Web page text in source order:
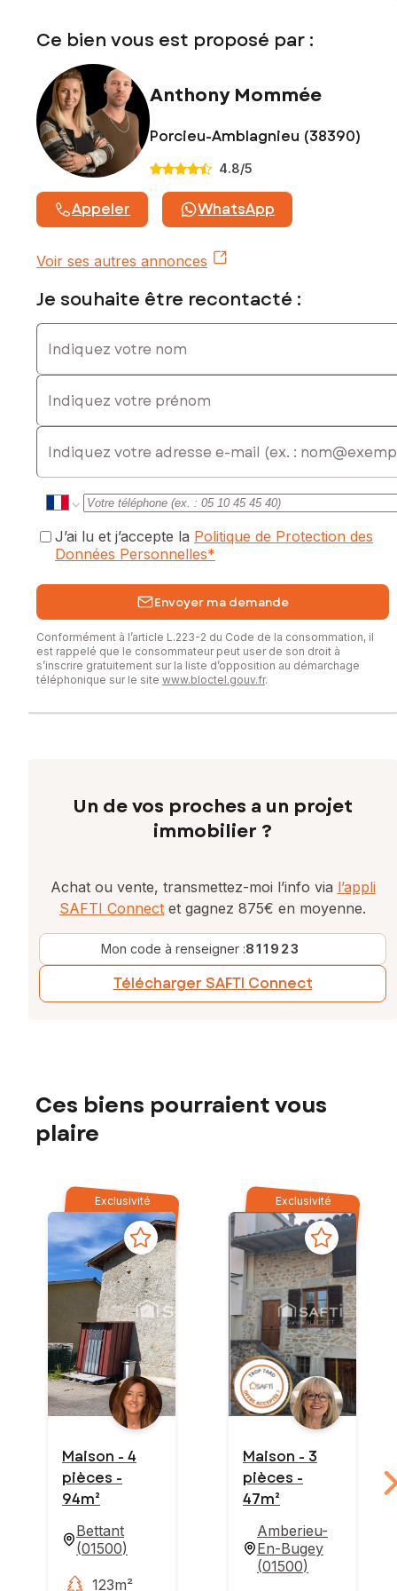
Ce bien vous est proposé par :
Anthony Mommée
Porcieu-Amblagnieu (38390)
4.8/5
Appeler WhatsApp
Voir ses autres annonces
Je souhaite être recontacté :
Indiquez votre nom
Indiquez votre prénom
E-mail
J’ai lu et j’accepte la Politique de Protection des
Données Personnelles*
Envoyer ma demande
Conformément à l’article L.223-2 du Code de la consommation, il
est rappelé que le consommateur peut user de son droit à
s’inscrire gratuitement sur la liste d’opposition au démarchage
téléphonique sur le site www.bloctel.gouv.fr.
Un de vos proches a un projet
immobilier ?
Achat ou vente, transmettez-moi l’info via l’appli
SAFTI Connect et gagnez 875€ en moyenne.
Mon code à renseigner :811923
Télécharger SAFTI Connect
Ces biens pourraient vous
plaire
Exclusivité
Maison - 4
pièces -
94m²
Bettant
(01500)
123m²
Exclusivité
Maison - 3
pièces -
47m²
Amberieu-
En-Bugey
(01500)